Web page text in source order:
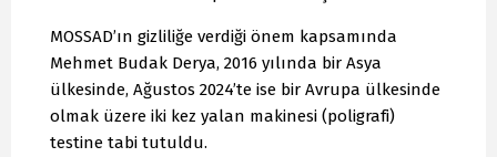
MOSSAD’ın gizliliğe verdiği önem kapsamında
Mehmet Budak Derya, 2016 yılında bir Asya
ülkesinde, Ağustos 2024’te ise bir Avrupa ülkesinde
olmak üzere iki kez yalan makinesi (poligrafi)
testine tabi tutuldu.